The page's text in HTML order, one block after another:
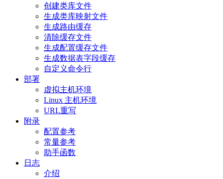
创建类库文件
生成类库映射文件
生成路由缓存
清除缓存文件
生成配置缓存文件
生成数据表字段缓存
自定义命令行
部署
虚拟主机环境
Linux 主机环境
URL重写
附录
配置参考
常量参考
助手函数
日志
介绍